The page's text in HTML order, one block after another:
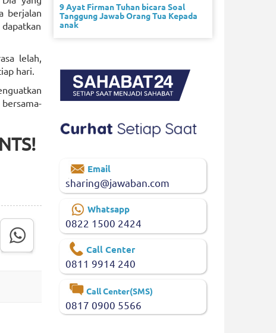
berjalan
lelah,
hari.
9 Ayat Firman Tuhan bicara Soal
Tanggung Jawab Orang Tua Kepada
anak
Email
sharing@jawaban.com
Whatsapp
0822 1500 2424
Call Center
0811 9914 240
Call Center(SMS)
0817 0900 5566